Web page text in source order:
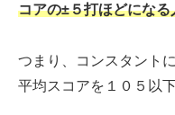
コアの±５打ほどにな
つまり、コンスタント
平均スコアを１０５以